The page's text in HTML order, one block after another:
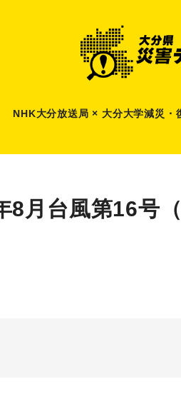
NHK大分放送局 × 大分大学減災 ・
8月台風第16号